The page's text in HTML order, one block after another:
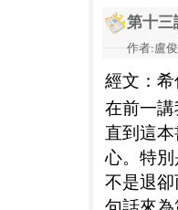
第十三
作者:盧
經文：
在前一
直到這
心。特
不是退